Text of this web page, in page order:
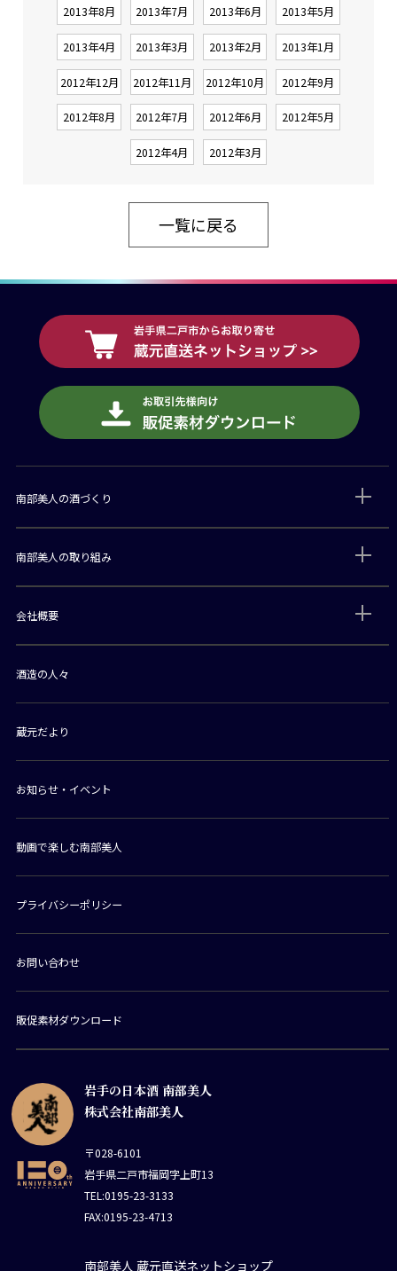
2013年8月 2013年7月 2013年6月 2013年5月
2013年4月 2013年3月 2013年2月 2013年1月
2012年12月 2012年11月 2012年10月 2012年9月
2012年8月 2012年7月 2012年6月 2012年5月
2012年4月 2012年3月
一覧に戻る
岩手の日本酒 南部美人
株式会社南部美人
〒028-6101
岩手県二戸市福岡字上町13
TEL:0195-23-3133
FAX:0195-23-4713
南部美人 蔵元直送ネットショップ
南部美人の酒づくり
南部美人の取り組み
会社概要
酒造の人々
蔵元だより
お知らせ・イベント
動画で楽しむ南部美人
プライバシーポリシー
お問い合わせ
販促素材ダウンロード